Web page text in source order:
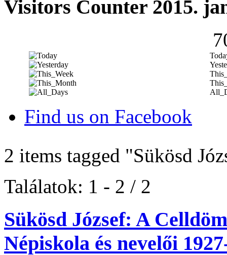
Visitors Counter 2015.
Find us on Facebook
2 items tagged "Sükösd
Találatok: 1 - 2 / 2
Sükösd József: A
Népiskola és nevelői